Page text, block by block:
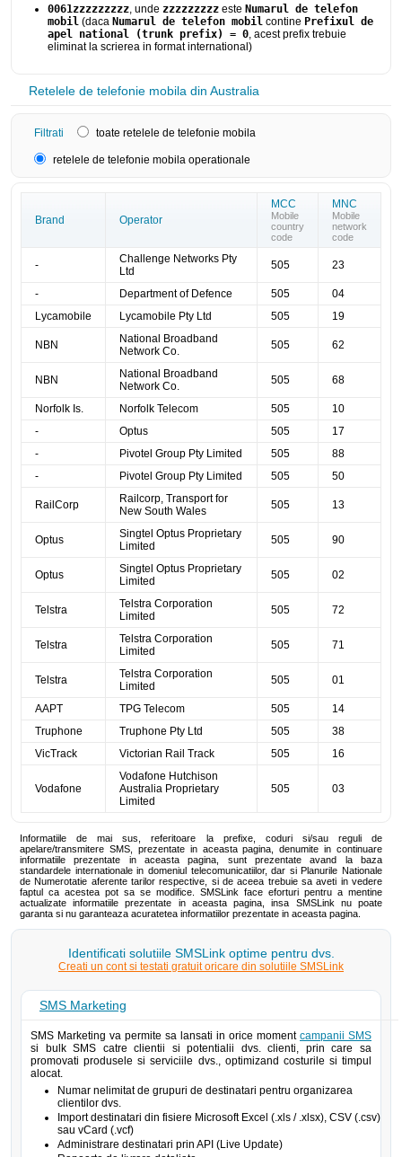
0061zzzzzzzzz, unde zzzzzzzzz este Numarul de telefon
mobil (daca Numarul de telefon mobil contine Prefixul de
apel national (trunk prefix) = 0, acest prefix trebuie
eliminat la scrierea in format international)
Retelele de telefonie mobila din Australia
Filtrati toate retelele de telefonie mobila
retelele de telefonie mobila operationale
Brand Operator
MCC
Mobile
country
code
MNC
Mobile
network
code
-
Challenge Networks Pty
Ltd
505 23
- Department of Defence 505
04
Lycamobile
Lycamobile Pty Ltd 505 19
NBN
National Broadband
Network Co.
505 62
NBN
National Broadband
Network Co.
505 68
Norfolk Is. Norfolk Telecom 505
10
-
Optus 505
17
-
Pivotel Group Pty Limited 505
88
-
Pivotel Group Pty Limited 505 50
RailCorp
Railcorp, Transport for
New South Wales
505 13
Optus
Singtel Optus Proprietary
Limited
505 90
Optus
Singtel Optus Proprietary
Limited
505 02
Telstra
Telstra Corporation
Limited
505 72
Telstra
Telstra Corporation
Limited
505 71
Telstra
Telstra Corporation
Limited
505 01
AAPT TPG Telecom 505
14
Truphone
Truphone Pty Ltd 505
38
VicTrack
Victorian Rail Track 505 16
Vodafone
Vodafone Hutchison
Australia Proprietary
Limited
505 03
Informatiile de mai sus, referitoare la prefixe, coduri si/sau reguli de
apelare/transmitere SMS, prezentate in aceasta pagina, denumite in continuare
informatiile prezentate in aceasta pagina, sunt prezentate avand la baza
standardele internationale in domeniul telecomunicatiilor, dar si Planurile Nationale
de Numerotatie aferente tarilor respective, si de aceea trebuie sa aveti in vedere
faptul ca acestea pot sa se modifice. SMSLink face eforturi pentru a mentine
actualizate informatiile prezentate in aceasta pagina, insa SMSLink nu poate
garanta si nu garanteaza acuratetea informatiilor prezentate in aceasta pagina.
Identificati solutiile SMSLink optime pentru dvs.
Creati un cont si testati gratuit oricare din solutiile SMSLink
SMS Marketing
SMS Marketing va permite sa lansati in orice moment campanii SMS
si bulk SMS catre clientii si potentialii dvs. clienti, prin care sa
promovati produsele si serviciile dvs., optimizand costurile si timpul
alocat.
Numar nelimitat de grupuri de destinatari pentru organizarea
clientilor dvs.
Import destinatari din fisiere Microsoft Excel (.xls / .xlsx), CSV (.csv)
sau vCard (.vcf)
Administrare destinatari prin API (Live Update)